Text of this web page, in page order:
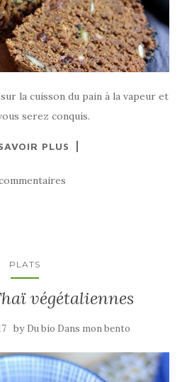
la cuisson du pain à la vapeur et
serez conquis.
PLUS
PLATS
végétaliennes
by Du bio Dans mon bento